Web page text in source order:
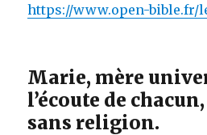
https://www.open-bible.fr/
Marie, mère
l’écoute de
sans religion.